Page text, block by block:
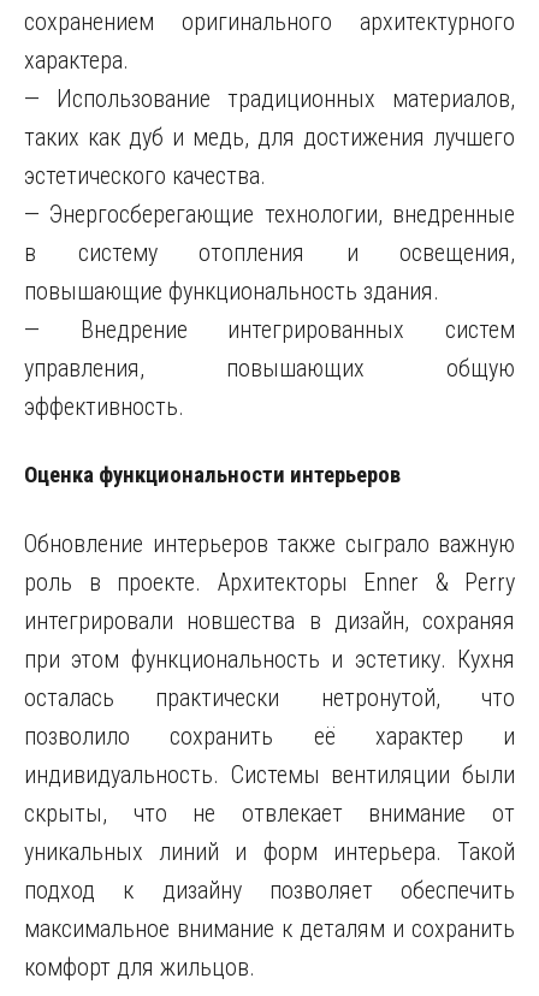
сохранением оригинального архитектурного
характера.
— Использование традиционных материалов,
таких как дуб и медь, для достижения лучшего
эстетического качества.
— Энергосберегающие технологии, внедренные
в систему отопления и освещения,
повышающие функциональность здания.
— Внедрение интегрированных систем
управления, повышающих общую
эффективность.
Оценка функциональности интерьеров
Обновление интерьеров также сыграло важную
роль в проекте. Архитекторы Enner & Perry
интегрировали новшества в дизайн, сохраняя
при этом функциональность и эстетику. Кухня
осталась практически нетронутой, что
позволило сохранить её характер и
индивидуальность. Системы вентиляции были
скрыты, что не отвлекает внимание от
уникальных линий и форм интерьера. Такой
подход к дизайну позволяет обеспечить
максимальное внимание к деталям и сохранить
комфорт для жильцов.